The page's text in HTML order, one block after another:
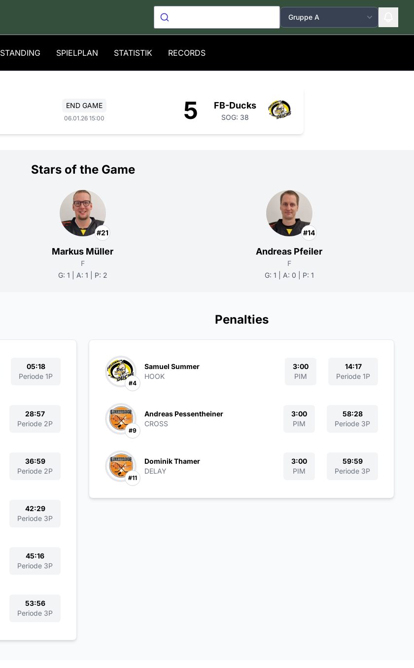
STANDING SPIELPLAN STATISTIK RECORDS
END GAME
06.01.26 15:00 5 FB-Ducks
SOG: 38
Stars of the Game
#21
Markus Müller
F
G: 1 | A: 1 | P: 2
#14
Andreas Pfeiler
F
G: 1 | A: 0 | P: 1
05:18
Periode 1P
28:57
Periode 2P
36:59
Periode 2P
42:29
Periode 3P
45:16
Periode 3P
53:56
Periode 3P
Penalties
#4
Samuel Summer
HOOK
3:00
PIM
14:17
Periode 1P
#9
Andreas Pessentheiner
CROSS
3:00
PIM
58:28
Periode 3P
#11
Dominik Thamer
DELAY
3:00
PIM
59:59
Periode 3P